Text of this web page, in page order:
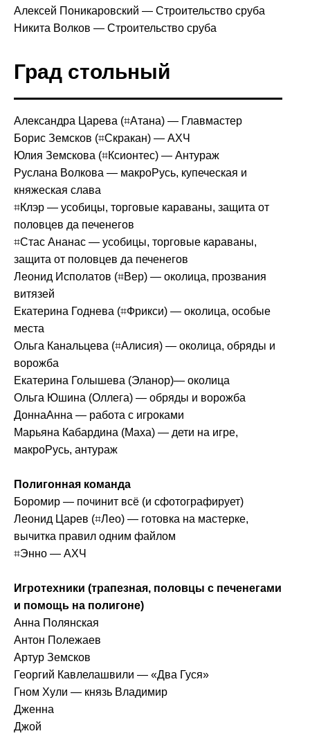
Алексей Поникаровский — Строительство сруба
Никита Волков — Строительство сруба
Град стольный
Александра Царева (⌗Атана) — Главмастер
Борис Земсков (⌗Скракан) — АХЧ
Юлия Земскова (⌗Ксионтес) — Антураж
Руслана Волкова — макроРусь, купеческая и
княжеская слава
⌗Клэр — усобицы, торговые караваны, защита от
половцев да печенегов
⌗Стас Ананас — усобицы, торговые караваны,
защита от половцев да печенегов
Леонид Исполатов (⌗Вер) — околица, прозвания
витязей
Екатерина Годнева (⌗Фрикси) — околица, особые
места
Ольга Канальцева (⌗Алисия) — околица, обряды и
ворожба
Екатерина Голышева (Эланор)— околица
Ольга Юшина (Оллега) — обряды и ворожба
ДоннаАнна — работа с игроками
Марьяна Кабардина (Маха) — дети на игре,
макроРусь, антураж
Полигонная команда
Боромир — починит всё (и сфотографирует)
Леонид Царев (⌗Лео) — готовка на мастерке,
вычитка правил одним файлом
⌗Энно — АХЧ
Игротехники (трапезная, половцы с печенегами
и помощь на полигоне)
Анна Полянская
Антон Полежаев
Артур Земсков
Георгий Кавлелашвили — «Два Гуся»
Гном Хули — князь Владимир
Дженна
Джой